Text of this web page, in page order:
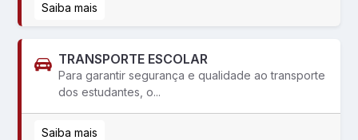
Saiba mais
TRANSPORTE ESCOLAR
Para garantir segurança e qualidade ao transporte
dos estudantes, o...
Saiba mais